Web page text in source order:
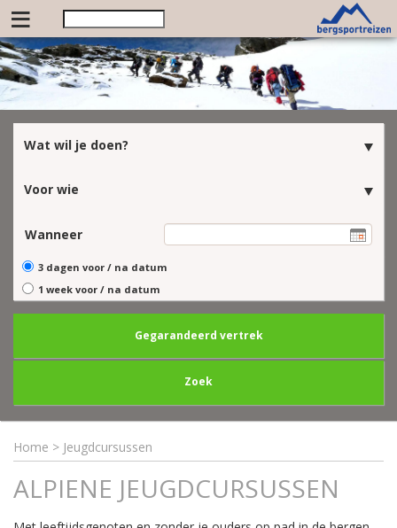
≡
Wat wil je doen?
Voor wie
Wanneer
3 dagen voor / na datum
1 week voor / na datum
Gegarandeerd vertrek
Zoek
Home > Jeugdcursussen
ALPIENE JEUGDCURSUSSEN